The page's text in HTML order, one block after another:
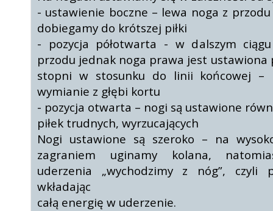
- ustawienie boczne – lewa noga z
dobiegamy do krótszej piłki
- pozycja półotwarta - w dalszym
przodu jednak noga prawa jest ustawiona
stopni w stosunku do linii końcowej –
wymianie z głębi kortu
- pozycja otwarta – nogi są ustawione
piłek trudnych, wyrzucających
Nogi ustawione są szeroko – na
zagraniem uginamy kolana,
uderzenia „wychodzimy z nóg”, czyli
wkładając
całą energię w uderzenie.